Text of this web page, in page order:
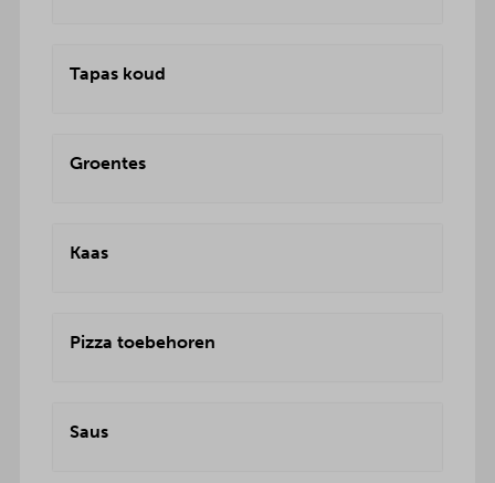
Tapas koud
Groentes
Kaas
Pizza toebehoren
Saus